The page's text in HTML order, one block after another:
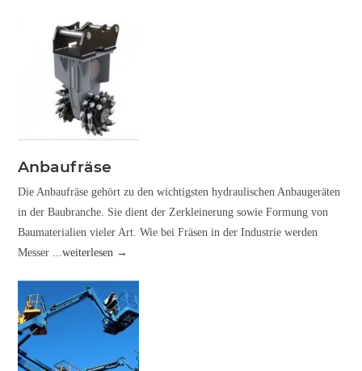
Anbaufräse
Die Anbaufräse gehört zu den wichtigsten hydraulischen Anbaugeräten
in der Baubranche. Sie dient der Zerkleinerung sowie Formung von
Baumaterialien vieler Art. Wie bei Fräsen in der Industrie werden
Messer ...weiterlesen →